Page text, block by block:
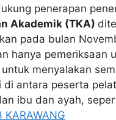
penerapan
Akademik (TKA)
pada bulan
hanya pemeriksaan
menyalakan
di antara peserta
ibu dan ayah,
KARAWANG